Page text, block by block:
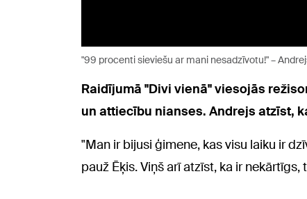
"99 procenti sieviešu ar mani nesadzīvotu!" –
Raidījumā "Divi vienā" viesojās
un attiecību nianses. Andrejs atzīst,
"Man ir bijusi ģimene, kas visu laiku ir
pauž Ēķis. Viņš arī atzīst, ka ir